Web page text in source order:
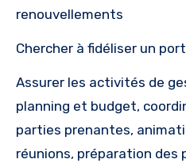
renouvellements
Chercher à fidéliser un
Assurer les activités de
planning et budget,
parties prenantes,
réunions, préparation des